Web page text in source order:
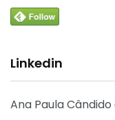
Linkedin
Ana Paula